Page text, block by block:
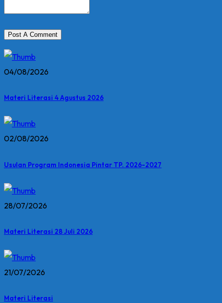
04/08/2026
Materi Literasi 4 Agustus 2026
02/08/2026
Usulan Program Indonesia Pintar TP. 2026-2027
28/07/2026
Materi Literasi 28 Juli 2026
21/07/2026
Materi Literasi